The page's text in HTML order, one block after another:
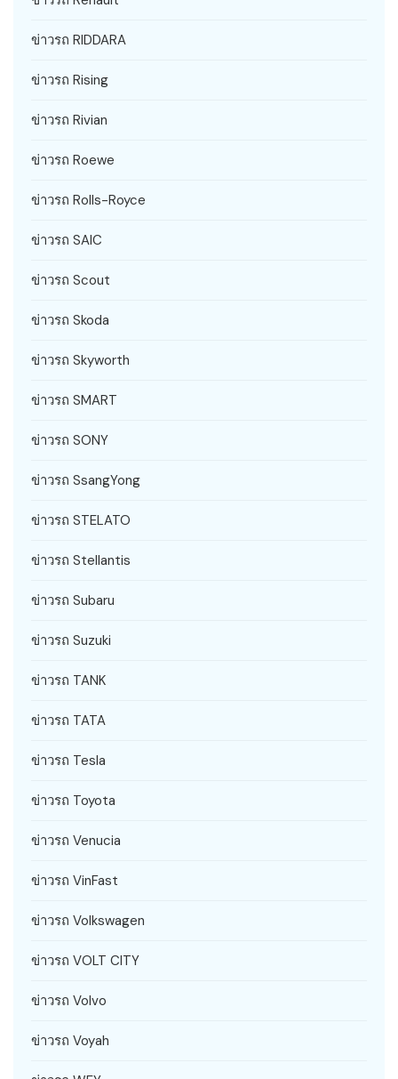
ข่าวรถ RIDDARA
ข่าวรถ Rising
ข่าวรถ Rivian
ข่าวรถ Roewe
ข่าวรถ Rolls-Royce
ข่าวรถ SAIC
ข่าวรถ Scout
ข่าวรถ Skoda
ข่าวรถ Skyworth
ข่าวรถ SMART
ข่าวรถ SONY
ข่าวรถ SsangYong
ข่าวรถ STELATO
ข่าวรถ Stellantis
ข่าวรถ Subaru
ข่าวรถ Suzuki
ข่าวรถ TANK
ข่าวรถ TATA
ข่าวรถ Tesla
ข่าวรถ Toyota
ข่าวรถ Venucia
ข่าวรถ VinFast
ข่าวรถ Volkswagen
ข่าวรถ VOLT CITY
ข่าวรถ Volvo
ข่าวรถ Voyah